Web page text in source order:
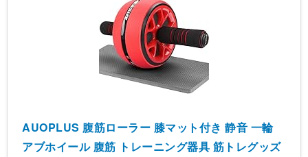
AUOPLUS 腹筋ローラー 膝マット付き 静音 一輪
アブホイール 腹筋 トレーニング器具 筋トレグッズ